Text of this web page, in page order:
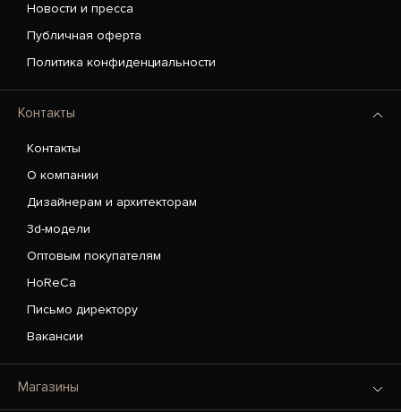
Новости и пресса
Публичная оферта
Политика конфиденциальности
Контакты
Контакты
О компании
Дизайнерам и архитекторам
3d-модели
Оптовым покупателям
HoReCa
Письмо директору
Вакансии
Магазины